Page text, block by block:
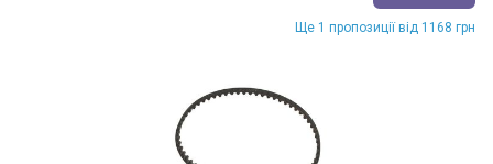
Ще 1 пропозиції від 1168 грн